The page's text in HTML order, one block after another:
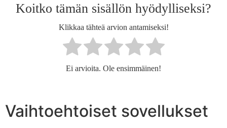
Koitko tämän sisällön hyödylliseksi?
Klikkaa tähteä arvion antamiseksi!
Ei arvioita. Ole ensimmäinen!
Vaihtoehtoiset sovellukset